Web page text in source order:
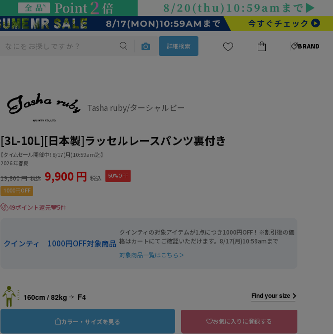
詳細検索 BRAND
Tasha ruby/ターシャルビー
[3L-10L][日本製]ラッセルレースパンツ裏付き
【タイムセール開催中！8/17(月)10:59am迄】
2026 年春夏
19,800 円 税込 9,900 円 税込 50%OFF
1000円OFF
49ポイント還元 5件
クインティ 1000円OFF対象商品
クインティの対象アイテムが1点につき1000円OFF！※割引後の価
格はカートにてご確認いただけます。8/17(月)10:59amまで
対象商品一覧はこちら＞
160cm / 82kg F4 Find your size
カラー・サイズを見る お気に入りに登録する